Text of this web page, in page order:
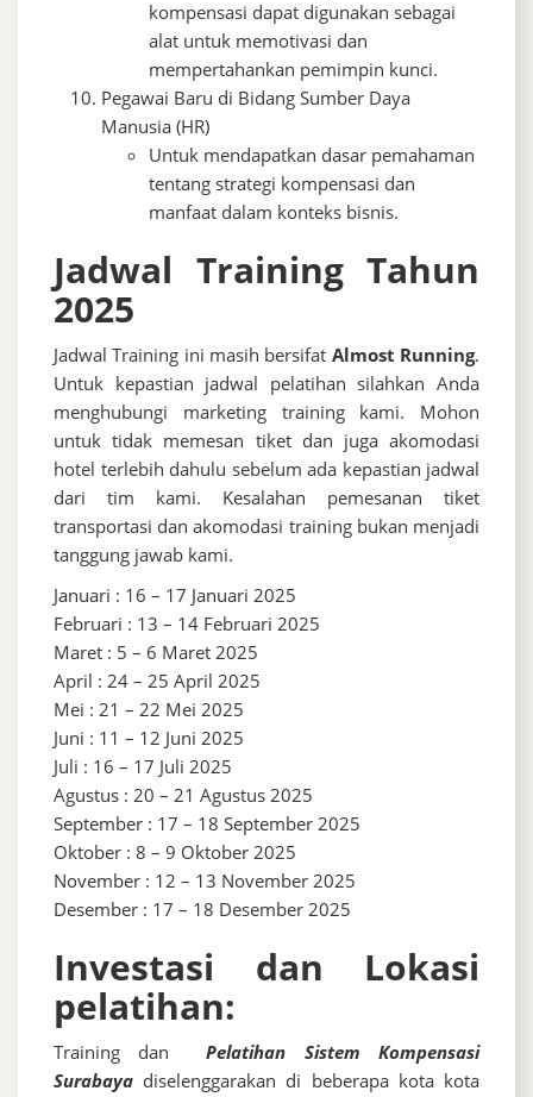
kompensasi dapat digunakan sebagai
alat untuk memotivasi dan
mempertahankan pemimpin kunci.
Pegawai Baru di Bidang Sumber Daya
Manusia (HR)
Untuk mendapatkan dasar pemahaman
tentang strategi kompensasi dan
manfaat dalam konteks bisnis.
Jadwal Training Tahun
2025
Jadwal Training ini masih bersifat Almost Running.
Untuk kepastian jadwal pelatihan silahkan Anda
menghubungi marketing training kami. Mohon
untuk tidak memesan tiket dan juga akomodasi
hotel terlebih dahulu sebelum ada kepastian jadwal
dari tim kami. Kesalahan pemesanan tiket
transportasi dan akomodasi training bukan menjadi
tanggung jawab kami.
Januari : 16 – 17 Januari 2025
Februari : 13 – 14 Februari 2025
Maret : 5 – 6 Maret 2025
April : 24 – 25 April 2025
Mei : 21 – 22 Mei 2025
Juni : 11 – 12 Juni 2025
Juli : 16 – 17 Juli 2025
Agustus : 20 – 21 Agustus 2025
September : 17 – 18 September 2025
Oktober : 8 – 9 Oktober 2025
November : 12 – 13 November 2025
Desember : 17 – 18 Desember 2025
Investasi dan Lokasi
pelatihan:
Training dan
Pelatihan Sistem Kompensasi
Surabaya diselenggarakan di beberapa kota kota